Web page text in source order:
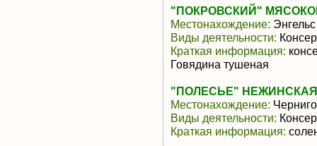
"ПОКРОВСКИЙ"
Местонахождение: Энгельс
Виды деятельности:
Краткая информация:
Говядина тушеная
"ПОЛЕСЬЕ"
Местонахождение:
Виды деятельности:
Краткая информация: